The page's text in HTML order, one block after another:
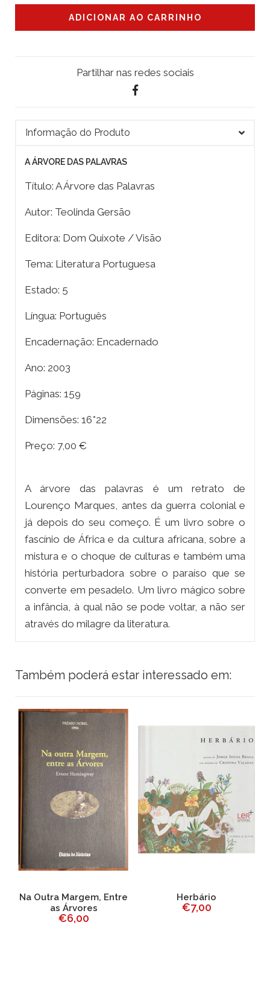
Partilhar nas redes sociais
Informação do Produto
A ÁRVORE DAS PALAVRAS
Título: A Árvore das Palavras
Autor: Teolinda Gersão
Editora: Dom Quixote / Visão
Tema: Literatura Portuguesa
Estado: 5
Língua: Português
Encadernação: Encadernado
Ano: 2003
Páginas: 159
Dimensões: 16*22
Preço: 7,00 €
A árvore das palavras é um retrato de
Lourenço Marques, antes da guerra colonial e
já depois do seu começo. É um livro sobre o
fascínio de África e da cultura africana, sobre a
mistura e o choque de culturas e também uma
história perturbadora sobre o paraíso que se
converte em pesadelo. Um livro mágico sobre
a infância, à qual não se pode voltar, a não ser
através do milagre da literatura.
Também poderá estar interessado em:
Na Outra Margem, Entre
as Árvores
€6,00
Herbário
€7,00